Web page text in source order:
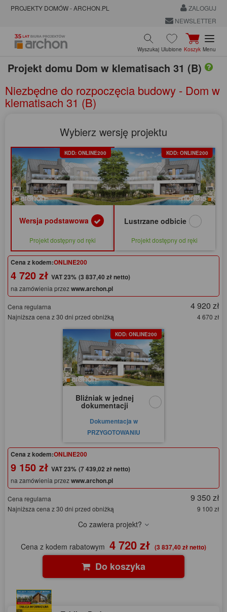
PROJEKTY DOMÓW - ARCHON.PL
ZALOGUJ
NEWSLETTER
Wyszukaj Ulubione Koszyk Menu
Projekt domu Dom w klematisach 31 (B)
Niezbędne do rozpoczęcia budowy - Dom w
klematisach 31 (B)
Wybierz wersję projektu
KOD: ONLINE200
Wersja podstawowa
Projekt dostępny od ręki
KOD: ONLINE200
Lustrzane odbicie
Projekt dostępny od ręki
Cena z kodem:ONLINE200
4 720 zł (3 837,40 zł netto)
na zamówienia przezwww.archon.pl
Cena regularna 4 920 zł
Najniższa cena z 30 dni przed obniżką 4 670 zł
KOD: ONLINE200
Bliźniak w jednej
dokumentacji
Dokumentacja w
PRZYGOTOWANIU
Cena z kodem:ONLINE200
9 150 zł (7 439,02 zł netto)
na zamówienia przezwww.archon.pl
Cena regularna 9 350 zł
Najniższa cena z 30 dni przed obniżką 9 100 zł
Co zawiera projekt?
Cena z kodem rabatowym 4 720 zł (3 837,40 zł netto)
Do koszyka